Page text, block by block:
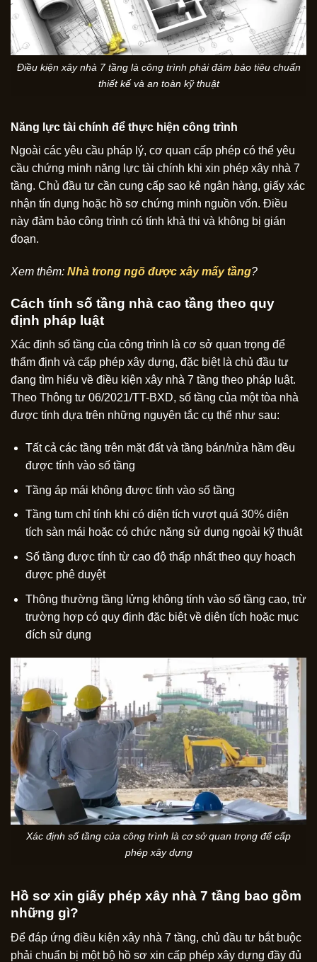
Điều kiện xây nhà 7 tầng là công trình phải đảm bảo tiêu chuẩn
thiết kế và an toàn kỹ thuật
Năng lực tài chính để thực hiện công trình
Ngoài các yêu cầu pháp lý, cơ quan cấp phép có thể yêu
cầu chứng minh năng lực tài chính khi xin phép xây nhà 7
tầng. Chủ đầu tư cần cung cấp sao kê ngân hàng, giấy xác
nhận tín dụng hoặc hồ sơ chứng minh nguồn vốn. Điều
này đảm bảo công trình có tính khả thi và không bị gián
đoạn.
Xem thêm: Nhà trong ngõ được xây mấy tầng?
Cách tính số tầng nhà cao tầng theo quy
định pháp luật
Xác định số tầng của công trình là cơ sở quan trọng để
thẩm định và cấp phép xây dựng, đặc biệt là chủ đầu tư
đang tìm hiểu về điều kiện xây nhà 7 tầng theo pháp luật.
Theo Thông tư 06/2021/TT-BXD, số tầng của một tòa nhà
được tính dựa trên những nguyên tắc cụ thể như sau:
Tất cả các tầng trên mặt đất và tầng bán/nửa hầm đều
được tính vào số tầng
Tầng áp mái không được tính vào số tầng
Tầng tum chỉ tính khi có diện tích vượt quá 30% diện
tích sàn mái hoặc có chức năng sử dụng ngoài kỹ thuật
Số tầng được tính từ cao độ thấp nhất theo quy hoạch
được phê duyệt
Thông thường tầng lửng không tính vào số tầng cao, trừ
trường hợp có quy định đặc biệt về diện tích hoặc mục
đích sử dụng
Xác định số tầng của công trình là cơ sở quan trọng để cấp
phép xây dựng
Hồ sơ xin giấy phép xây nhà 7 tầng bao gồm
những gì?
Để đáp ứng điều kiện xây nhà 7 tầng, chủ đầu tư bắt buộc
phải chuẩn bị một bộ hồ sơ xin cấp phép xây dựng đầy đủ